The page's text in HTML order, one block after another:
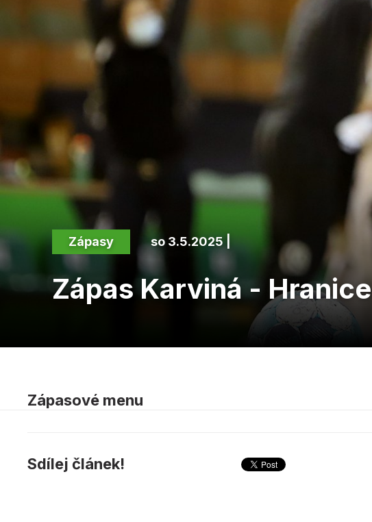
Zápasy so 3.5.2025 |
Zápas Karviná - Hranice
Zápasové menu
Sdílej článek!